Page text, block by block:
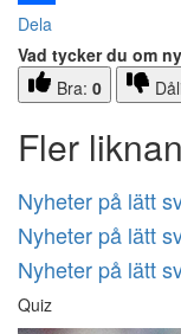
Dela
Vad tycker du om
Bra: 0
Fler
Nyheter på lätt
Nyheter på lätt
Nyheter på lätt
Quiz